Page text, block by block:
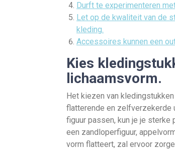
Durft te experimenteren
Let op de kwaliteit van de
kleding.
Accessoires kunnen een
Kies
lichaamsvorm.
Het kiezen van
flatterende en zelfverzekerde
figuur passen, kun je je sterke
een zandloperfiguur,
vorm flatteert, zal ervoor